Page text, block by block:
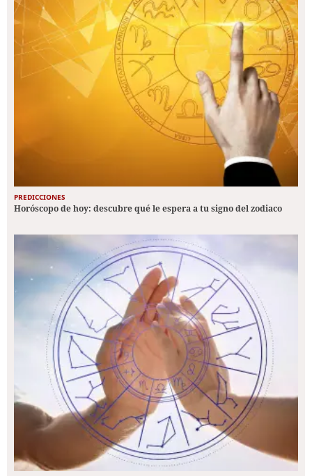
PREDICCIONES
Horóscopo de hoy: descubre qué le espera a tu signo del zodiaco